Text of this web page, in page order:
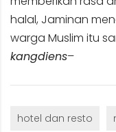
halal, Jaminan
warga Muslim itu
kangdiens–
hotel dan resto